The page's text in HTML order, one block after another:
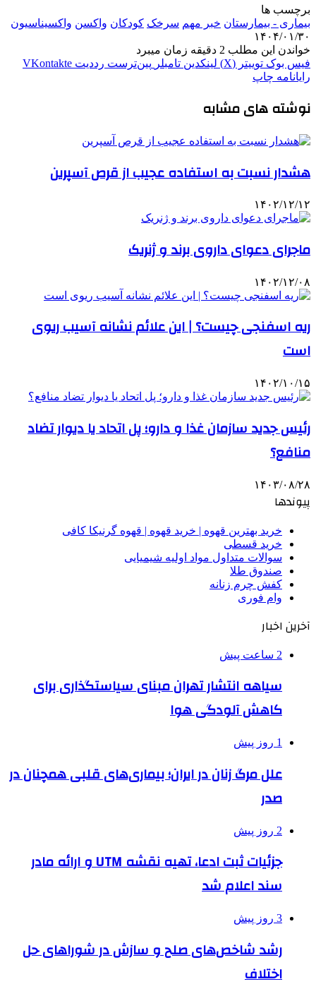
برچسب ها
بیماری - بیمارستان خبر مهم سرخک کودکان واکسن واکسیناسیون
۱۴۰۴/۰۱/۳۰
خواندن این مطلب 2 دقیقه زمان میبرد
فیس بوک توییتر (X) لینکدین ‫تامبلر ‫پین‌ترست ‫رددیت ‫VKontakte
رایانامه چاپ
نوشته های مشابه
هشدار نسبت به استفاده عجیب از قرص آسپرین
۱۴۰۲/۱۲/۱۲
ماجرای دعوای داروی برند و ژنریک
۱۴۰۲/۱۲/۰۸
ریه اسفنجی چیست؟ | این علائم نشانه آسیب ریوی
است
۱۴۰۲/۱۰/۱۵
رئیس جدید سازمان غذا و دارو؛ پل اتحاد یا دیوار تضاد
منافع؟
۱۴۰۳/۰۸/۲۸
پیوندها
خرید بهترین قهوه | خرید قهوه | قهوه گرنیکا کافی
خرید قسطی
سوالات متداول مواد اولیه شیمیایی
صندوق طلا
کفش چرم زنانه
وام فوری
آخرین اخبار
2 ساعت پیش
سیاهه انتشار تهران مبنای سیاستگذاری برای
کاهش آلودگی هوا
1 روز پیش
علل مرگ زنان در ایران؛ بیماری‌های قلبی همچنان در
صدر
2 روز پیش
جزئیات ثبت ادعا، تهیه نقشه UTM و ارائه مادر
سند اعلام شد
3 روز پیش
رشد شاخص‌های صلح و سازش در شوراهای حل
اختلاف